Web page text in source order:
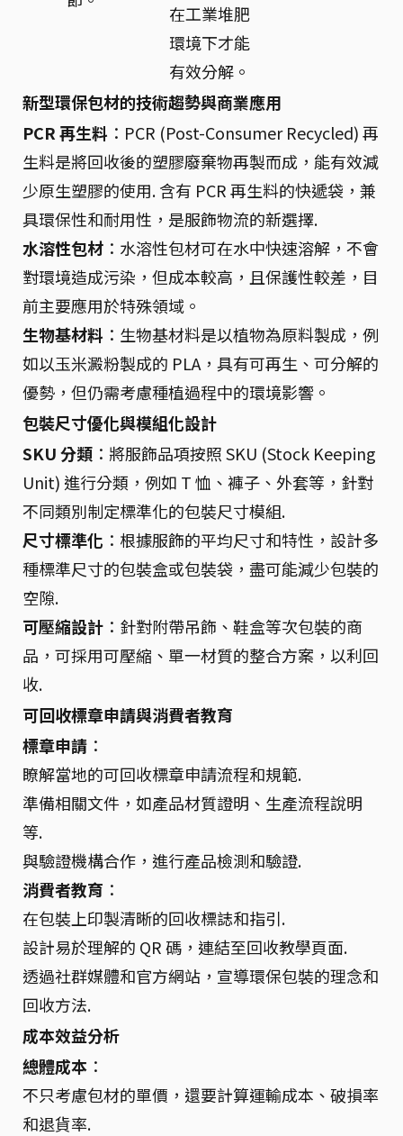
在工業堆肥
環境下才能
有效分解。
新型環保包材的技術趨勢與商業應用
PCR 再生料 ：PCR (Post-Consumer Recycled) 再
生料是將回收後的塑膠廢棄物再製而成，能有效減
少原生塑膠的使用. 含有 PCR 再生料的快遞袋，兼
具環保性和耐用性，是服飾物流的新選擇.
水溶性包材 ：水溶性包材可在水中快速溶解，不會
對環境造成污染，但成本較高，且保護性較差，目
前主要應用於特殊領域。
生物基材料 ：生物基材料是以植物為原料製成，例
如以玉米澱粉製成的 PLA，具有可再生、可分解的
優勢，但仍需考慮種植過程中的環境影響。
包裝尺寸優化與模組化設計
SKU 分類 ：將服飾品項按照 SKU (Stock Keeping
Unit) 進行分類，例如 T 恤、褲子、外套等，針對
不同類別制定標準化的包裝尺寸模組.
尺寸標準化 ：根據服飾的平均尺寸和特性，設計多
種標準尺寸的包裝盒或包裝袋，盡可能減少包裝的
空隙.
可壓縮設計 ：針對附帶吊飾、鞋盒等次包裝的商
品，可採用可壓縮、單一材質的整合方案，以利回
收.
可回收標章申請與消費者教育
標章申請 ：
瞭解當地的可回收標章申請流程和規範.
準備相關文件，如產品材質證明、生產流程說明
等.
與驗證機構合作，進行產品檢測和驗證.
消費者教育 ：
在包裝上印製清晰的回收標誌和指引.
設計易於理解的 QR 碼，連結至回收教學頁面.
透過社群媒體和官方網站，宣導環保包裝的理念和
回收方法.
成本效益分析
總體成本 ：
不只考慮包材的單價，還要計算運輸成本、破損率
和退貨率.